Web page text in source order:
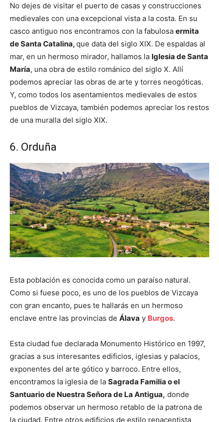
No dejes de visitar el puerto de casas y construcciones
medievales con una excepcional vista a la costa. En su
casco antiguo nos encontramos con la fabulosa ermita
de Santa Catalina,que data del siglo XIX. De espaldas al
mar, en un hermoso mirador, hallamos la Iglesia de Santa
María, una obra de estilo románico del siglo X. Allí
podemos apreciar las obras de arte y torres neogóticas.
Y, como todos los asentamientos medievales de estos
pueblos de Vizcaya, también podemos apreciar los restos
de una muralla del siglo XIX.
6. Orduña
Esta población es conocida como un paraíso natural.
Como si fuese poco, es uno de los pueblos de Vizcaya
con gran encanto, pues te hallarás en un hermoso
enclave entre las provincias de Álava y Burgos.
Esta ciudad fue declarada Monumento Histórico en 1997,
gracias a sus interesantes edificios, iglesias y palacios,
exponentes del arte gótico y barroco. Entre ellos,
encontramos la iglesia de la Sagrada Familia o el
Santuario de Nuestra Señora de La Antigua, donde
podemos observar un hermoso retablo de la patrona de
la ciudad. Entre otros edificios de estilo renacentista